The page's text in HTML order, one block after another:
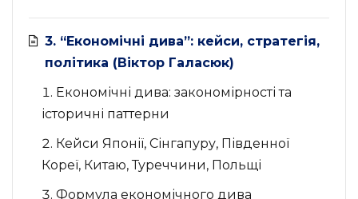
3. “Економічні дива”: кейси, стратегія,
політика (Віктор Галасюк)
Економічні дива: закономірності та
історичні паттерни
Кейси Японії, Сінгапуру, Південної
Кореї, Китаю, Туреччини, Польщі
Формула економічного дива